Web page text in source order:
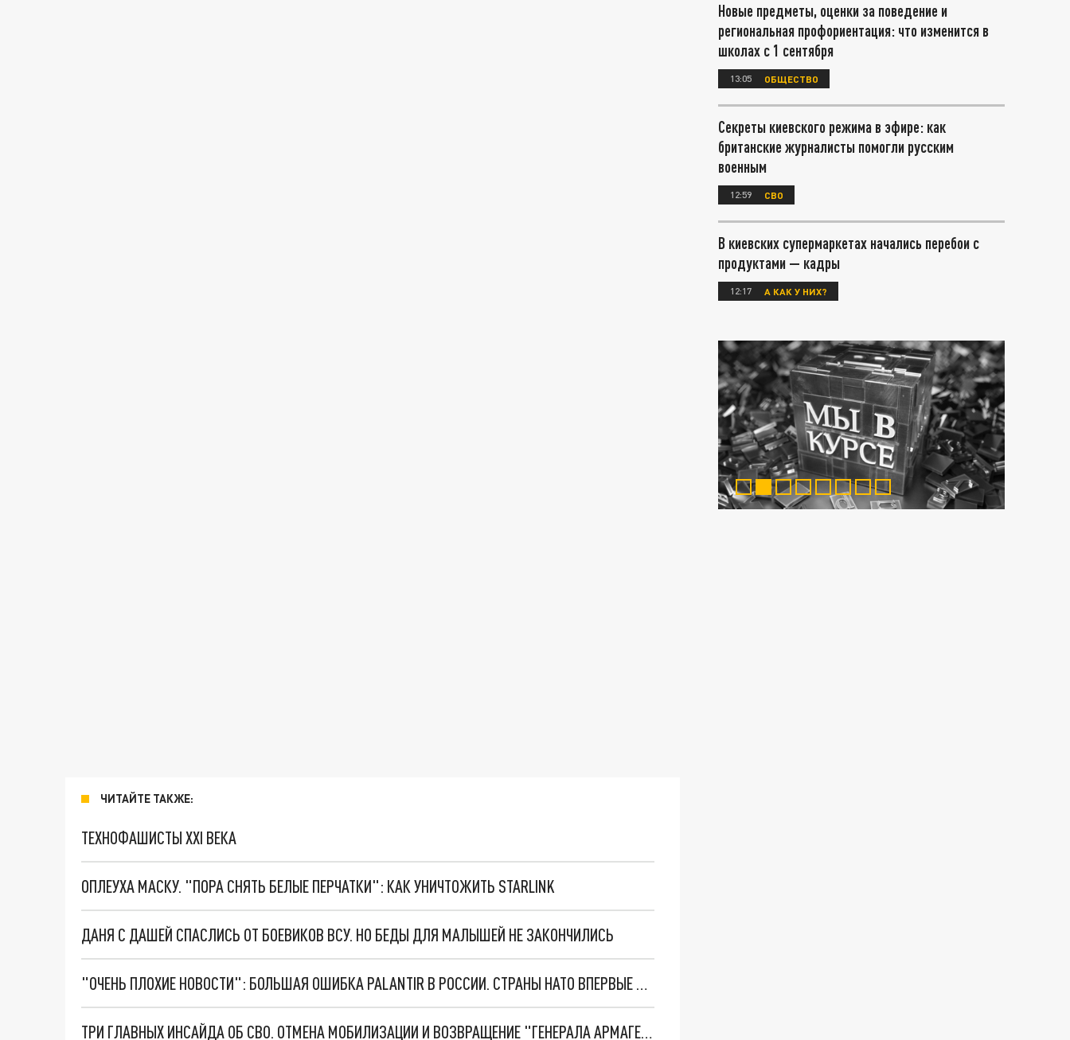
ЧИТАЙТЕ ТАКЖЕ:
ТЕХНОФАШИСТЫ XXI ВЕКА
ОПЛЕУХА МАСКУ. "ПОРА СНЯТЬ БЕЛЫЕ ПЕРЧАТКИ": КАК УНИЧТОЖИТЬ STARLINK
ДАНЯ С ДАШЕЙ СПАСЛИСЬ ОТ БОЕВИКОВ ВСУ. НО БЕДЫ ДЛЯ МАЛЫШЕЙ НЕ ЗАКОНЧИЛИСЬ
"ОЧЕНЬ ПЛОХИЕ НОВОСТИ": БОЛЬШАЯ ОШИБКА PALANTIR В РОССИИ. СТРАНЫ НАТО ВПЕРВЫЕ ЗА СВО ОСТАНОВИЛИ ПОСТАВКИ ОРУЖИЯ. ВСУ ТЕРЯЮТ ПРИГРАНИЧЬЕ?
ТРИ ГЛАВНЫХ ИНСАЙДА ОБ СВО. ОТМЕНА МОБИЛИЗАЦИИ И ВОЗВРАЩЕНИЕ "ГЕНЕРАЛА АРМАГЕДДОНА"? ОТЛИЧНЫЕ НОВОСТИ, КОТОРЫЕ ЖДАЛИ ВСЕ
Новые предметы, оценки за поведение и
региональная профориентация: что изменится в
школах с 1 сентября
13:05 ОБЩЕСТВО
Секреты киевского режима в эфире: как
британские журналисты помогли русским
военным
12:59 СВО
В киевских супермаркетах начались перебои с
продуктами — кадры
12:17 А КАК У НИХ?